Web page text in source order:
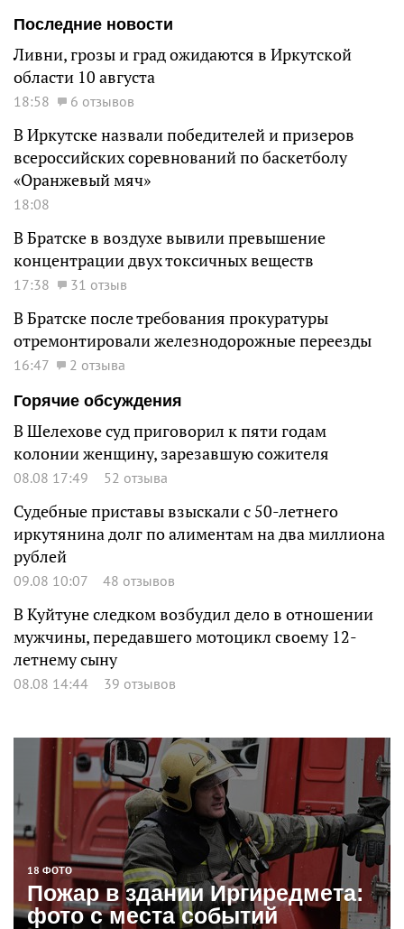
Последние новости
Ливни, грозы и град ожидаются в Иркутской
области 10 августа
18:58 6 отзывов
В Иркутске назвали победителей и призеров
всероссийских соревнований по баскетболу
«Оранжевый мяч»
18:08
В Братске в воздухе вывили превышение
концентрации двух токсичных веществ
17:38 31 отзыв
В Братске после требования прокуратуры
отремонтировали железнодорожные переезды
16:47
2 отзыва
Горячие обсуждения
В Шелехове суд приговорил к пяти годам
колонии женщину, зарезавшую сожителя
08.08 17:49 52 отзыва
Судебные приставы взыскали с 50-летнего
иркутянина долг по алиментам на два миллиона
рублей
09.08 10:07 48 отзывов
В Куйтуне следком возбудил дело в отношении
мужчины, передавшего мотоцикл своему 12-
летнему сыну
08.08 14:44 39 отзывов
18 ФОТО
Пожар в здании Иргиредмета:
фото с места событий